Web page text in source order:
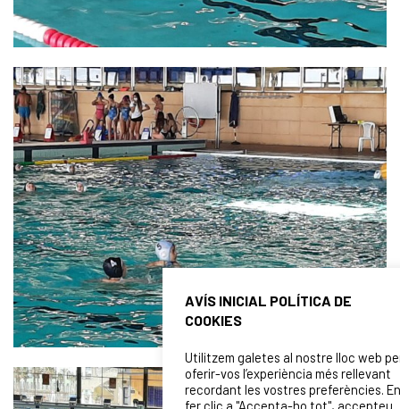
AVÍS INICIAL POLÍTICA DE
COOKIES
Utilitzem galetes al nostre lloc web
oferir-vos l’experiència més rellevant
recordant les vostres preferències. En
fer clic a "Accepta-ho tot", accepteu